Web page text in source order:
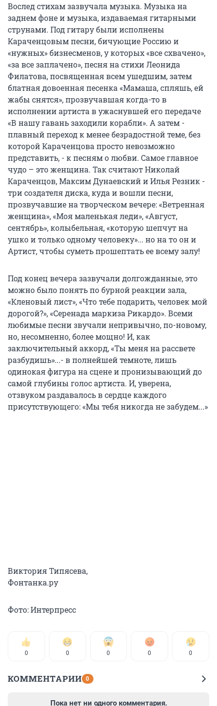
Вослед стихам зазвучала музыка. Музыка на
заднем фоне и музыка, издаваемая гитарными
струнами. Под гитару были исполнены
Караченцовым песни, бичующие Россию и
«нужных» бизнесменов, у которых «все схвачено»,
«за все заплачено», песня на стихи Леонида
Филатова, посвященная всем ушедшим, затем
блатная довоенная песенка «Мамаша, спляшь, ей
жабы снятся», прозвучавшая когда-то в
исполнении артиста в ужаснувшей его передаче
«В нашу гавань заходили корабли». А затем -
плавный переход к менее безрадостной теме, без
которой Караченцова просто невозможно
представить, - к песням о любви. Самое главное
чудо – это женщина. Так считают Николай
Караченцов, Максим Дунаевский и Илья Резник -
три создателя диска, куда и вошли песни,
прозвучавшие на творческом вечере: «Ветренная
женщина», «Моя маленькая леди», «Август,
сентябрь», колыбельная, «которую шепчут на
ушко и только одному человеку»... но на то он и
Артист, чтобы суметь прошептать ее всему залу!
Под конец вечера зазвучали долгожданные, это
можно было понять по бурной реакции зала,
«Кленовый лист», «Что тебе подарить, человек мой
дорогой?», «Серенада маркиза Рикардо». Всеми
любимые песни звучали непривычно, по-новому,
но, несомненно, более мощно! И, как
заключительный аккорд, «Ты меня на рассвете
разбудишь»...- в полнейшей темноте, лишь
одинокая фигура на сцене и пронизывающий до
самой глубины голос артиста. И, уверена,
отзвуком раздавалось в сердце каждого
присутствующего: «Мы тебя никогда не забудем...»
Виктория Типясева,
Фонтанка.ру
Фото: Интерпресс
0 0 0 0 0
КОММЕНТАРИИ 0
Пока нет ни одного комментария.